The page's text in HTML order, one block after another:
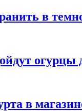
в
огурцы
в